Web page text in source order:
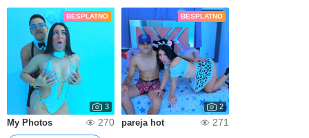
BESPLATNO
3
My Photos 270
BESPLATNO
2
pareja hot
271